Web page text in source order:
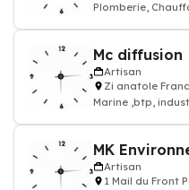
Plomberie,
Mc diffusion
Artisan
Zi anatole
Marine ,btp,
MK
Artisan
1 Mail du Front